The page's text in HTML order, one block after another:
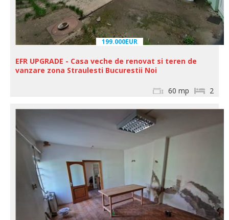
199.000EUR
EFR UPGRADE - Casa veche de renovat si teren de
vanzare zona Straulesti Bucurestii Noi
2
60 mp